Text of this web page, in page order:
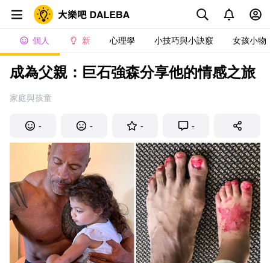
個人 新 心理學 小技巧與小訣竅 女孩小物
成為父親：巨石強森分享他的情感之旅
家庭與孩童
- - - -